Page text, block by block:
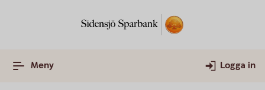
Meny Logga in